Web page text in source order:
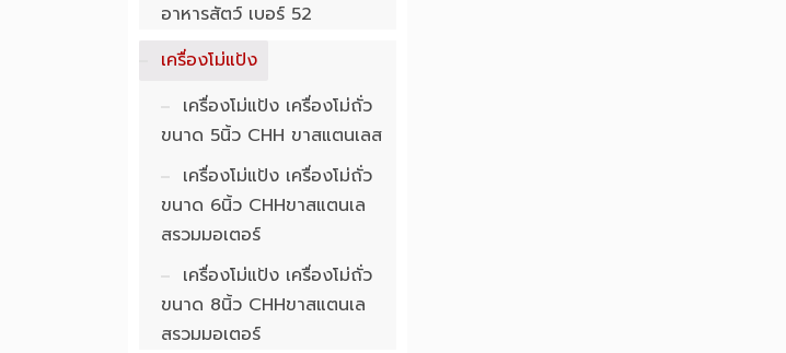
อาหารสัตว์ เบอร์ 52
เครื่องโม่แป้ง
เครื่องโม่แป้ง เครื่องโม่ถั่ว
ขนาด 5นิ้ว CHH ขาสแตนเลส
เครื่องโม่แป้ง เครื่องโม่ถั่ว
ขนาด 6นิ้ว CHHขาสแตนเล
สรวมมอเตอร์
เครื่องโม่แป้ง เครื่องโม่ถั่ว
ขนาด 8นิ้ว CHHขาสแตนเล
สรวมมอเตอร์